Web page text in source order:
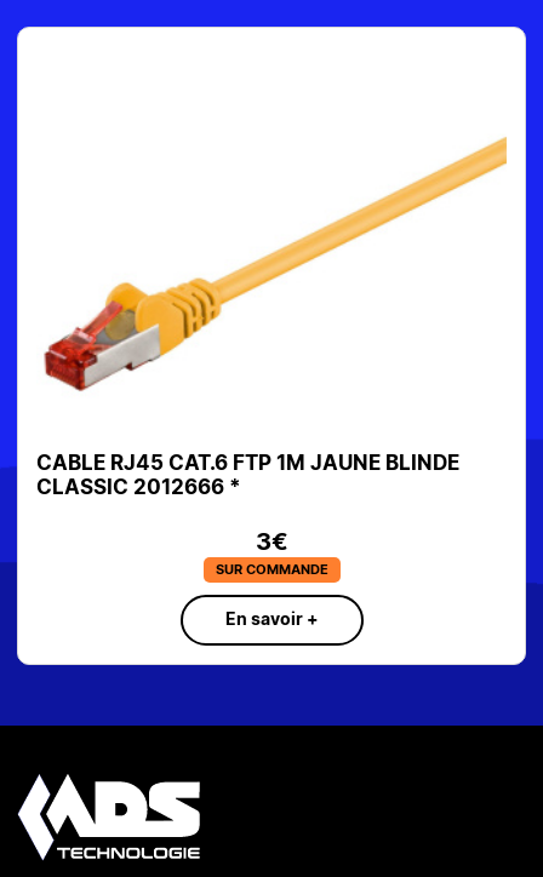
CABLE RJ45 CAT.6 FTP 1M JAUNE BLINDE
CLASSIC 2012666 *
3€
SUR COMMANDE
En savoir +